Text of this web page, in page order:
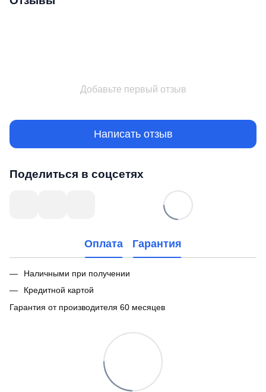
Добавьте первый отзыв
Написать отзыв
Поделиться в соцсетях
Оплата Гарантия
Наличными при получении
Кредитной картой
Гарантия от производителя 60 месяцев